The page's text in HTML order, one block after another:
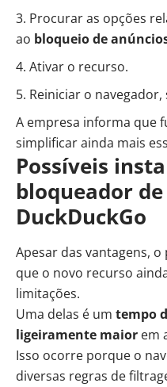
Procurar as opções
ao bloqueio de
Ativar o recurso.
Reiniciar o navegador,
A empresa informa que
simplificar ainda mais
Possíveis
bloqueador
DuckDuckGo
Apesar das vantagens,
que o novo recurso
limitações.
Uma delas é um tempo
ligeiramente maior em
Isso ocorre porque o
diversas regras de